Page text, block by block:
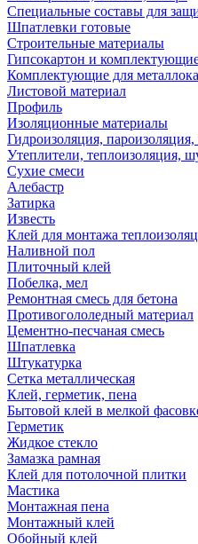
Специальные составы для
Шпатлевки готовые
Строительные материалы
Гипсокартон и
Комплектующие для
Листовой материал
Профиль
Изоляционные материалы
Гидроизоляция, пароизоляция,
Утеплители, теплоизоляция,
Сухие смеси
Алебастр
Затирка
Известь
Клей для монтажа
Наливной пол
Плиточный клей
Побелка, мел
Ремонтная смесь для бетона
Противогололедный материал
Цементно-песчаная смесь
Шпатлевка
Штукатурка
Сетка металлическая
Клей, герметик, пена
Бытовой клей в мелкой
Герметик
Жидкое стекло
Замазка рамная
Клей для потолочной плитки
Мастика
Монтажная пена
Монтажный клей
Обойный клей